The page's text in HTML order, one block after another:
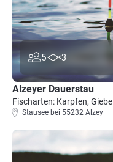
5 3
Alzeyer Dauerstau
Fischarten: Karpfen, Giebel
Stausee bei 55232 Alzey